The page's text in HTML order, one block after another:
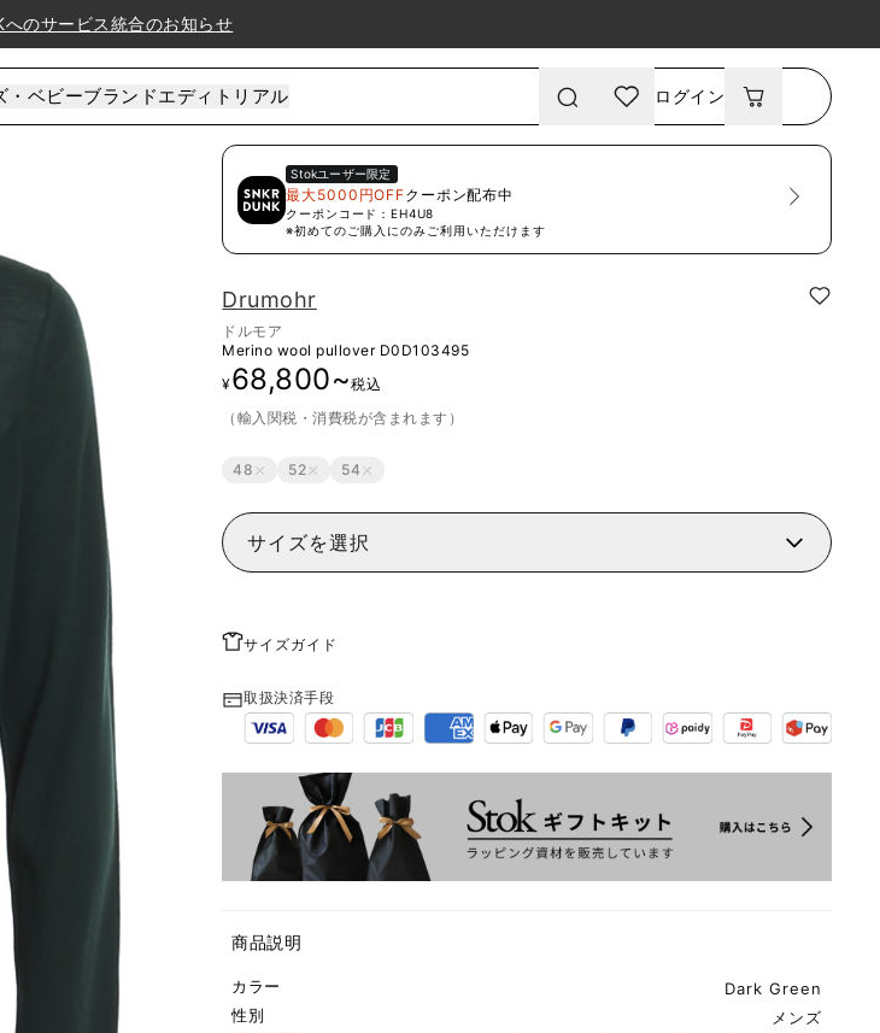
へのサービス統合のお知らせ
・ベビーブランドエディトリアル ログイン
Stokユーザー限定
最大5000円OFFクーポン配布中
クーポンコード： EH4U8
※初めてのご購入にのみご利用いただけます
Drumohr
ドルモア
Merino wool pullover D0D103495
¥68,800~税込
（輸入関税・消費税が含まれます）
48 52 54
サイズを選択
サイズガイド
取扱決済手段
商品説明
カラー
Dark Green
性別
メンズ